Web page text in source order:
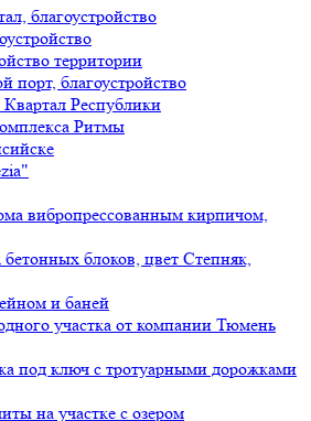
благоустройство
территории
порт, благоустройство
Республики
Ритмы
вибропрессованным кирпичом,
блоков, цвет Степняк,
и баней
участка от компании Тюмень
под ключ с тротуарными дорожками
на участке с озером